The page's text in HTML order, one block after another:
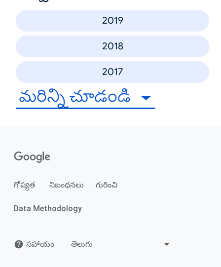
2019
2018
2017
మరిన్ని చూడండి
గోప్యత నిబంధనలు గురించి
Data Methodology
సహాయం